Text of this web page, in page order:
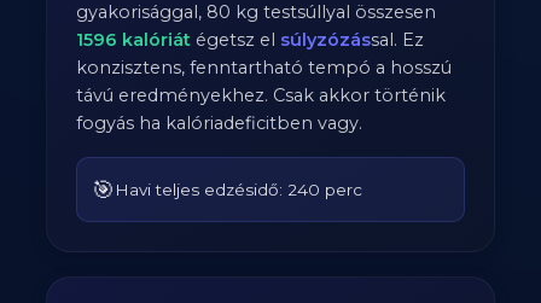
gyakorisággal, 80 kg testsúllyal összesen
1596 kalóriát égetsz el súlyzózással. Ez
konzisztens, fenntartható tempó a hosszú
távú eredményekhez. Csak akkor történik
fogyás ha kalóriadeficitben vagy.
🎯 Havi teljes edzésidő: 240 perc